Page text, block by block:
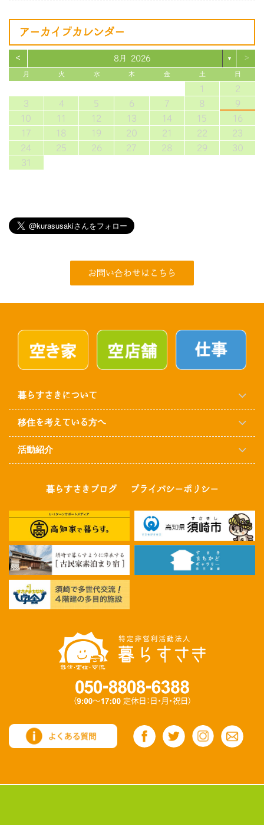
アーカイブカレンダー
< 8月 2026 ▼ >
月 火 水 木 金 土 日
1
2
3
4 5 6 7 8
9
10
11 12 13 14 15
16
17
18 19 20 21 22
23
24
25 26 27 28 29
30
31
お問い合わせはこちら
暮らすさきについて
移住を考えている方へ
活動紹介
暮らすさきブログ プライバシーポリシー